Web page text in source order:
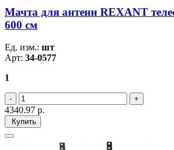
Мачта для антенн REXANT
600 см
Ед. изм.: шт
Арт: 34-0577
1
4340.97 р.
Купить